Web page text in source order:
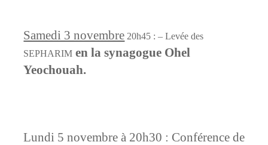
Samedi 3 novembre 20h45 : – Levée des
SEPHARIM en la synagogue Ohel
Yeochouah.
Lundi 5 novembre à 20h30 : Conférence de